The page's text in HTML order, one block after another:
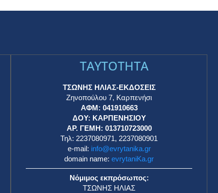
TAYTOTHTA
ΤΣΩΝΗΣ ΗΛΙΑΣ-ΕΚΔΟΣΕΙΣ
Ζηνοπούλου 7, Καρπενήσι
ΑΦΜ: 041910663
ΔΟΥ: ΚΑΡΠΕΝΗΣΙΟΥ
ΑΡ. ΓΕΜΗ: 013710723000
Τηλ: 2237080971, 2237080901
e-mail: info@evrytanika.gr
domain name: evrytaniKa.gr
Νόμιμος εκπρόσωπος:
ΤΣΩΝΗΣ ΗΛΙΑΣ